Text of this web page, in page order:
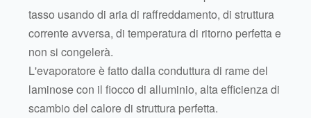
tasso usando di aria di raffreddamento, di struttura
corrente avversa, di temperatura di ritorno perfetta e
non si congelerà.
L'evaporatore è fatto dalla conduttura di rame del
laminose con il fiocco di alluminio, alta efficienza di
scambio del calore di struttura perfetta.